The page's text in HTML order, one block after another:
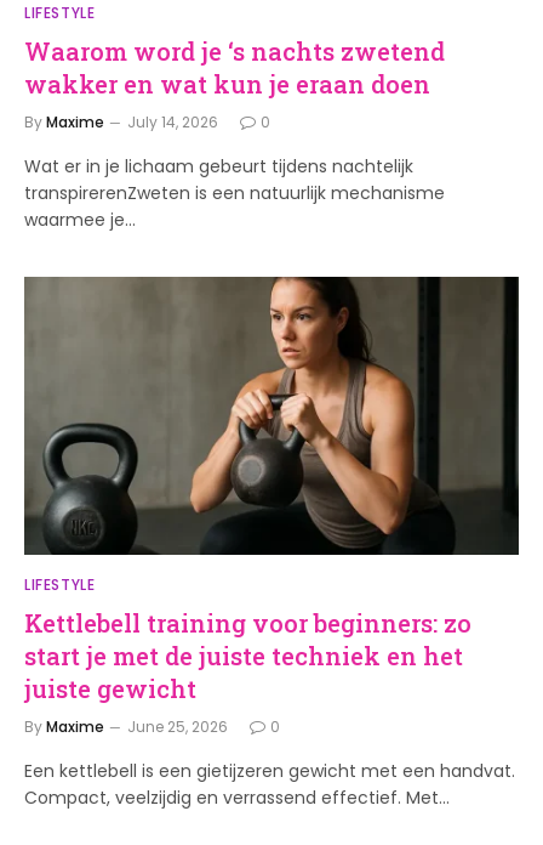
LIFESTYLE
Waarom word je ‘s nachts zwetend
wakker en wat kun je eraan doen
ByMaxime July 14, 2026 0
Wat er in je lichaam gebeurt tijdens nachtelijk
transpirerenZweten is een natuurlijk mechanisme
waarmee je…
LIFESTYLE
Kettlebell training voor beginners: zo
start je met de juiste techniek en het
juiste gewicht
ByMaxime June 25, 2026 0
Een kettlebell is een gietijzeren gewicht met een handvat.
Compact, veelzijdig en verrassend effectief. Met…